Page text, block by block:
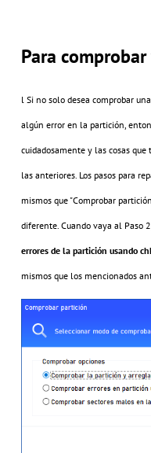
Para
l Si no solo desea comprobar
algún error en la partición,
cuidadosamente y las cosas
las anteriores. Los pasos para
mismos que "Comprobar
diferente. Cuando vaya al Paso
errores de la partición usando
mismos que los mencionados